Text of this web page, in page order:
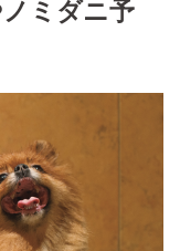
ミダニ予